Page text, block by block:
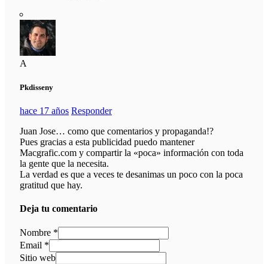
A
Pkdisseny
hace 17 años Responder
Juan Jose… como que comentarios y propaganda!?
Pues gracias a esta publicidad puedo mantener
Macgrafic.com y compartir la «poca» información con toda
la gente que la necesita.
La verdad es que a veces te desanimas un poco con la poca
gratitud que hay.
Deja tu comentario
Nombre *
Email *
Sitio web